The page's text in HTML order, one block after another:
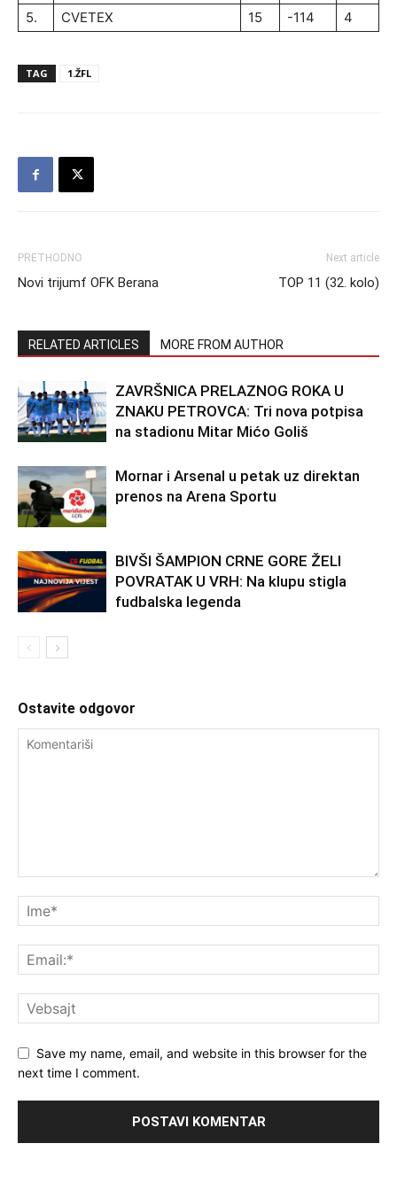
5.
CVETEX 15 -114 4
TAG 1.ŽFL
PRETHODNO
Novi trijumf OFK Berana
Next article
TOP 11 (32. kolo)
RELATED ARTICLES MORE FROM AUTHOR
ZAVRŠNICA PRELAZNOG ROKA U
ZNAKU PETROVCA: Tri nova potpisa
na stadionu Mitar Mićo Goliš
Mornar i Arsenal u petak uz direktan
prenos na Arena Sportu
BIVŠI ŠAMPION CRNE GORE ŽELI
POVRATAK U VRH: Na klupu stigla
fudbalska legenda
Ostavite odgovor
Save my name, email, and website in this browser for the
next time I comment.